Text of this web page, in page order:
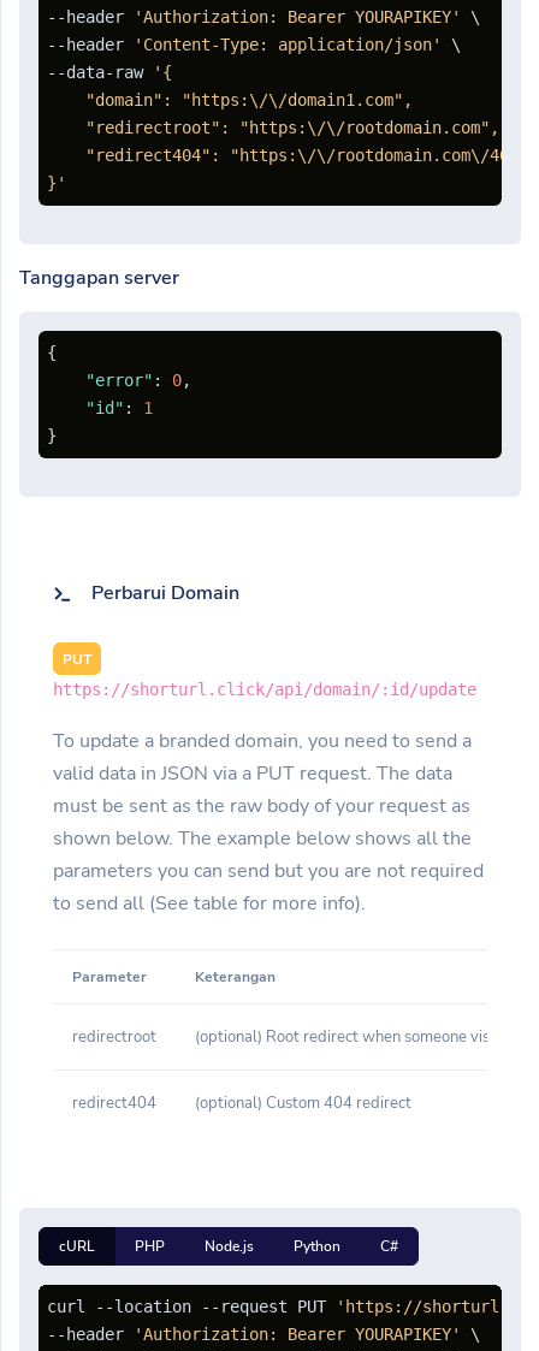
--header 'Authorization: Bearer YOURAPIKEY'
\
--header
'Content-Type: application/json'
\
--data-raw
'{
    "domain": "https:\/\/domain1.com",
    "redirectroot": "https:\/\/rootdomain.com",
    "redirect404": "https:\/\/rootdomain.com\/404"
}'
Tanggapan server
{
"error" : 0,
"id" :
1
}
Perbarui Domain
PUT
https://shorturl.click/api/domain/:id/update
To update a branded domain, you need to send a
valid data in JSON via a PUT request. The data
must be sent as the raw body of your request as
shown below. The example below shows all the
parameters you can send but you are not required
to send all (See table for more info).
Parameter Keterangan
redirectroot (optional) Root redirect when someone visits
redirect404 (optional) Custom 404 redirect
cURL PHP Node.js Python C#
curl --location --request PUT
'https://
--header
'Authorization: Bearer YOURAPIKEY'
\